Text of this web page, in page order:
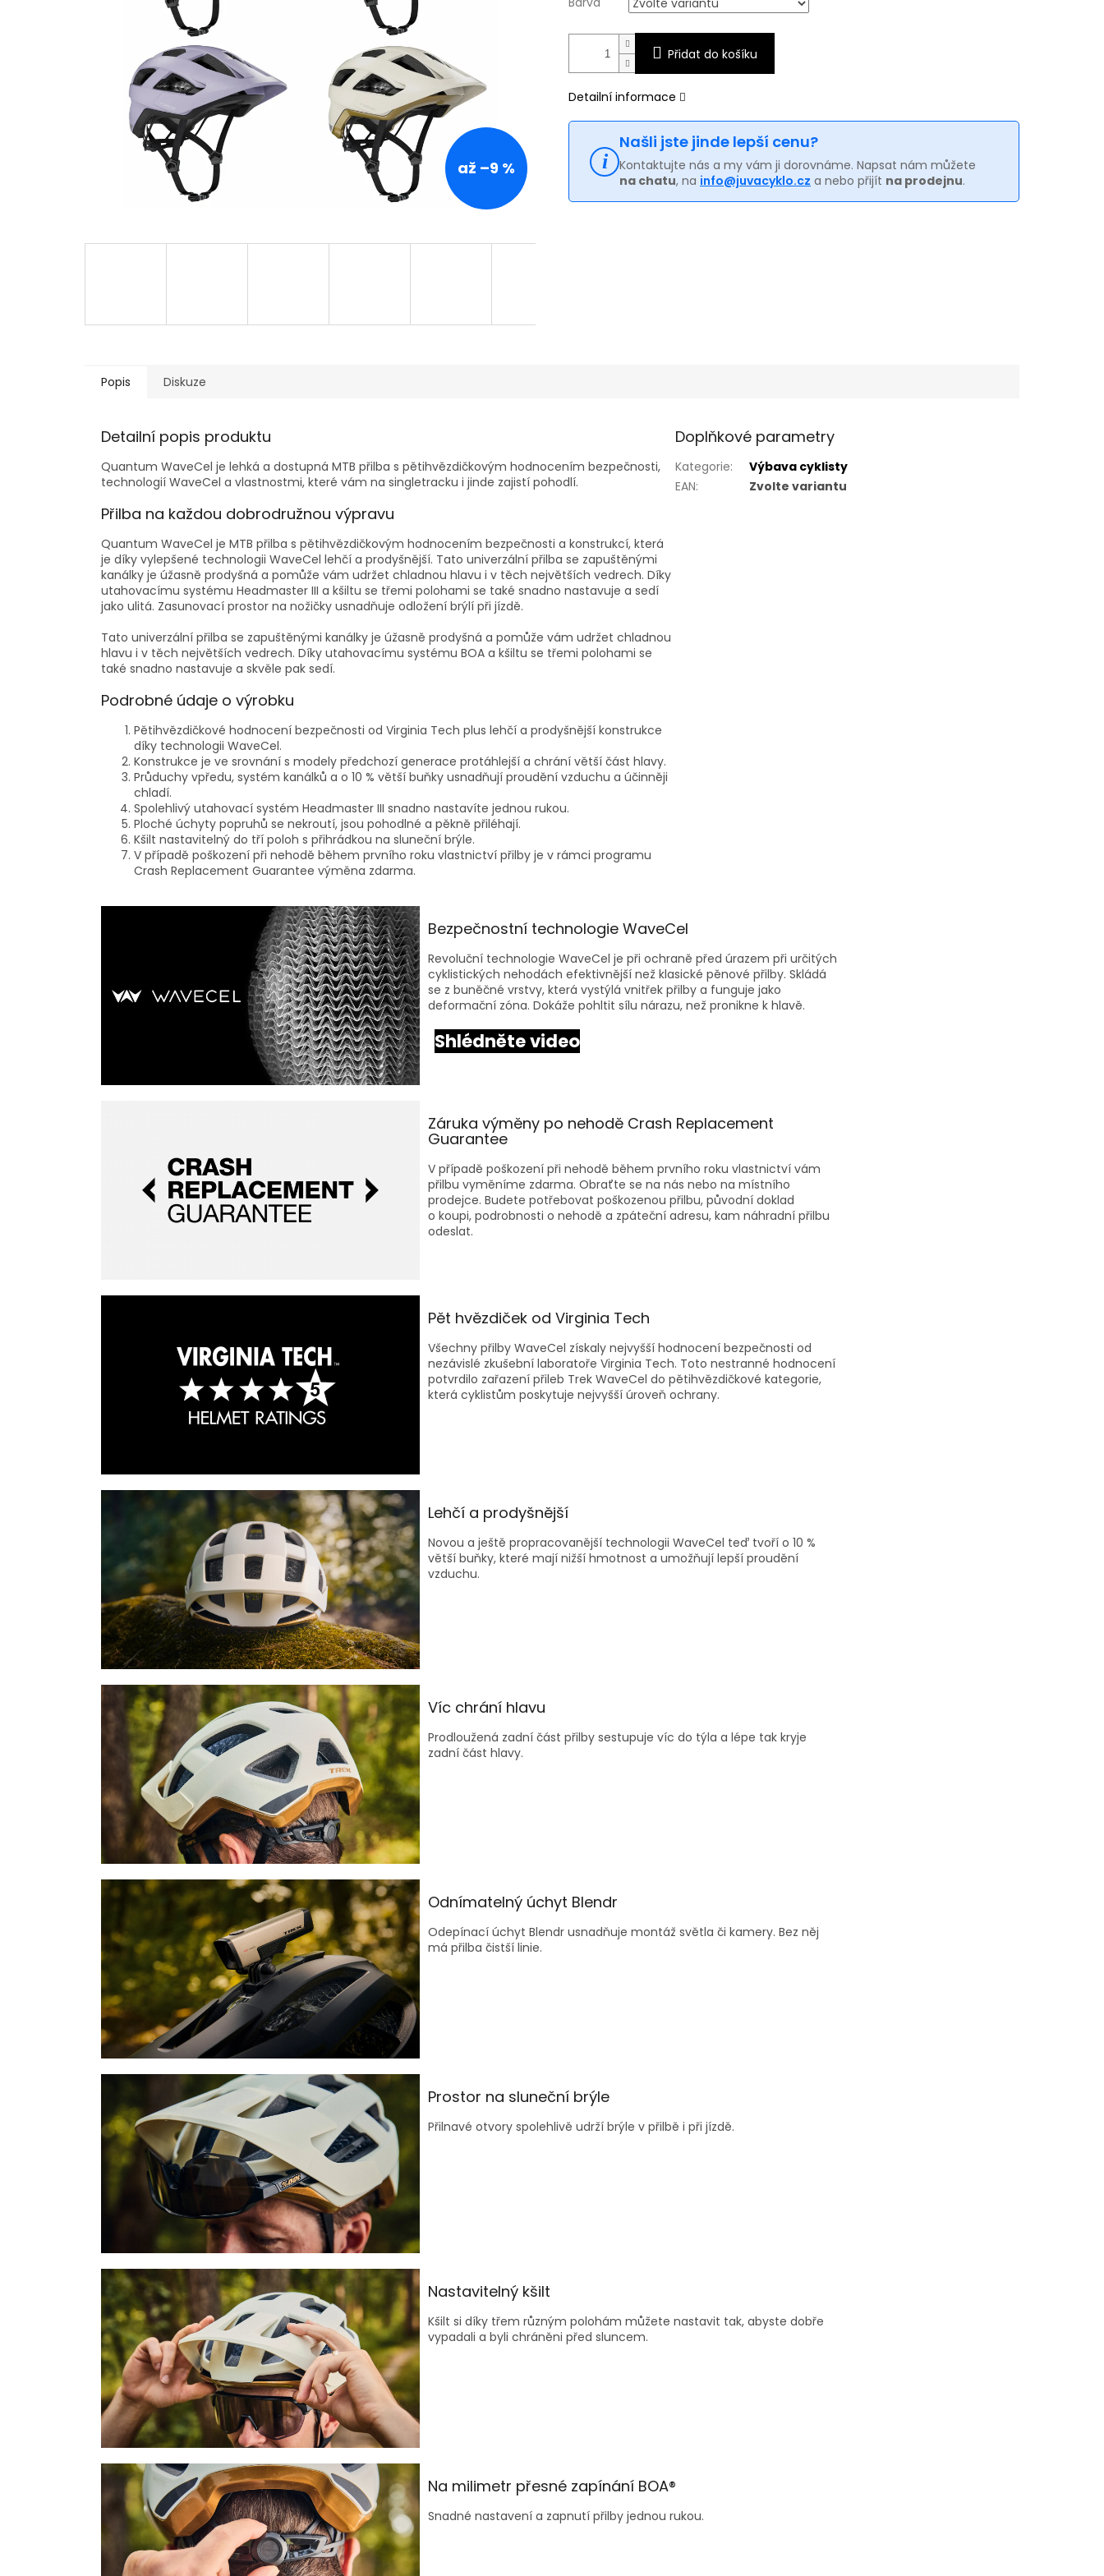
až –9 %
Přidat do košíku
Detailní informace
Našli jste jinde lepší cenu?
Kontaktujte nás a my vám ji dorovnáme. Napsat nám můžete
na chatu, na info@juvacyklo.cz a nebo přijít na prodejnu.
Popis Diskuze
Detailní popis produktu
Quantum WaveCel je lehká a dostupná MTB přilba s pětihvězdičkovým hodnocením bezpečnosti,
technologií WaveCel a vlastnostmi, které vám na singletracku i jinde zajistí pohodlí.
Přilba na každou dobrodružnou výpravu
Quantum WaveCel je MTB přilba s pětihvězdičkovým hodnocením bezpečnosti a konstrukcí, která
je díky vylepšené technologii WaveCel lehčí a prodyšnější. Tato univerzální přilba se zapuštěnými
kanálky je úžasně prodyšná a pomůže vám udržet chladnou hlavu i v těch největších vedrech. Díky
utahovacímu systému Headmaster III a kšiltu se třemi polohami se také snadno nastavuje a sedí
jako ulitá. Zasunovací prostor na nožičky usnadňuje odložení brýlí při jízdě.
Tato univerzální přilba se zapuštěnými kanálky je úžasně prodyšná a pomůže vám udržet chladnou
hlavu i v těch největších vedrech. Díky utahovacímu systému BOA a kšiltu se třemi polohami se
také snadno nastavuje a skvěle pak sedí.
Podrobné údaje o výrobku
Pětihvězdičkové hodnocení bezpečnosti od Virginia Tech plus lehčí a prodyšnější konstrukce
díky technologii WaveCel.
Konstrukce je ve srovnání s modely předchozí generace protáhlejší a chrání větší část hlavy.
Průduchy vpředu, systém kanálků a o 10 % větší buňky usnadňují proudění vzduchu a účinněji
chladí.
Spolehlivý utahovací systém Headmaster III snadno nastavíte jednou rukou.
Ploché úchyty popruhů se nekroutí, jsou pohodlné a pěkně přiléhají.
Kšilt nastavitelný do tří poloh s přihrádkou na sluneční brýle.
V případě poškození při nehodě během prvního roku vlastnictví přilby je v rámci programu
Crash Replacement Guarantee výměna zdarma.
Bezpečnostní technologie WaveCel
Revoluční technologie WaveCel je při ochraně před úrazem při určitých
cyklistických nehodách efektivnější než klasické pěnové přilby. Skládá
se z buněčné vrstvy, která vystýlá vnitřek přilby a funguje jako
deformační zóna. Dokáže pohltit sílu nárazu, než pronikne k hlavě.
Shlédněte video
Záruka výměny po nehodě Crash Replacement
Guarantee
V případě poškození při nehodě během prvního roku vlastnictví vám
přilbu vyměníme zdarma. Obraťte se na nás nebo na místního
prodejce. Budete potřebovat poškozenou přilbu, původní doklad
o koupi, podrobnosti o nehodě a zpáteční adresu, kam náhradní přilbu
odeslat.
Pět hvězdiček od Virginia Tech
Všechny přilby WaveCel získaly nejvyšší hodnocení bezpečnosti od
nezávislé zkušební laboratoře Virginia Tech. Toto nestranné hodnocení
potvrdilo zařazení přileb Trek WaveCel do pětihvězdičkové kategorie,
která cyklistům poskytuje nejvyšší úroveň ochrany.
Lehčí a prodyšnější
Novou a ještě propracovanější technologii WaveCel teď tvoří o 10 %
větší buňky, které mají nižší hmotnost a umožňují lepší proudění
vzduchu.
Víc chrání hlavu
Prodloužená zadní část přilby sestupuje víc do týla a lépe tak kryje
zadní část hlavy.
Odnímatelný úchyt Blendr
Odepínací úchyt Blendr usnadňuje montáž světla či kamery. Bez něj
má přilba čistší linie.
Prostor na sluneční brýle
Přilnavé otvory spolehlivě udrží brýle v přilbě i při jízdě.
Nastavitelný kšilt
Kšilt si díky třem různým polohám můžete nastavit tak, abyste dobře
vypadali a byli chráněni před sluncem.
Na milimetr přesné zapínání BOA®
Snadné nastavení a zapnutí přilby jednou rukou.
Doplňkové parametry
Kategorie:
Výbava cyklisty
EAN: Zvolte variantu